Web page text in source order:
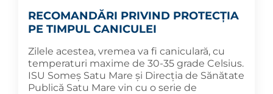
RECOMANDĂRI PRIVIND PROTECȚIA
PE TIMPUL CANICULEI
Zilele acestea, vremea va fi caniculară, cu
temperaturi maxime de 30-35 grade Celsius.
ISU Someș Satu Mare și Direcția de Sănătate
Publică Satu Mare vin cu o serie de